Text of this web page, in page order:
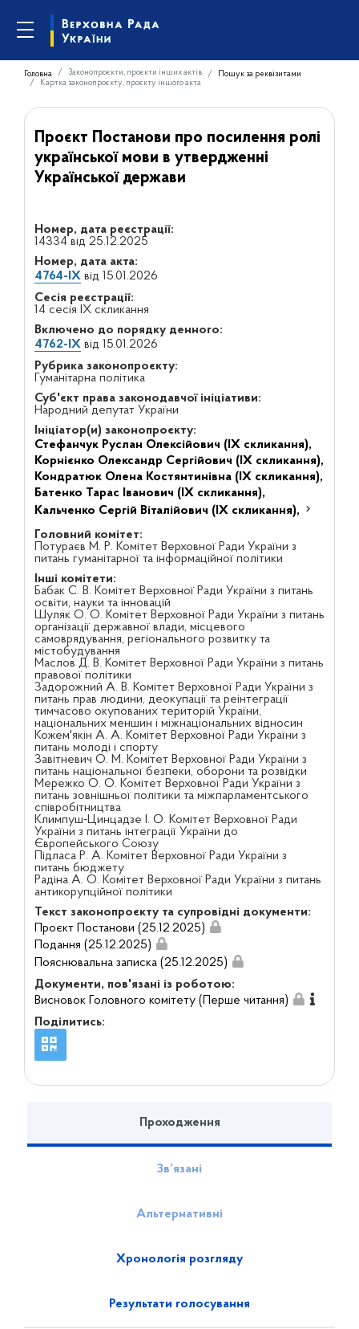
Головна Законопроєкти, проєкти інших актів
Пошук за реквізитами
Картка законопроєкту, проєкту іншого акта
Проєкт Постанови про посилення ролі
української мови в утвердженні
Української держави
Номер, дата реєстрації:
14334 від 25.12.2025
Номер, дата акта:
4764-IXвід 15.01.2026
Сесія реєстрації:
14 сесія IX скликання
Включено до порядку денного:
4762-IXвід 15.01.2026
Рубрика законопроєкту:
Гуманітарна політика
Суб'єкт права законодавчої ініціативи:
Народний депутат України
Ініціатор(и) законопроєкту:
Стефанчук Руслан Олексійович (IX скликання),
Корнієнко Олександр Сергійович (IX скликання),
Кондратюк Олена Костянтинівна (IX скликання),
Батенко Тарас Іванович (IX скликання),
Кальченко Сергій Віталійович (IX скликання),
Головний комітет:
Потураєв М. Р. Комітет Верховної Ради України з
питань гуманітарної та інформаційної політики
Інші комітети:
Бабак С. В. Комітет Верховної Ради України з питань
освіти, науки та інновацій
Шуляк О. О. Комітет Верховної Ради України з питань
організації державної влади, місцевого
самоврядування, регіонального розвитку та
містобудування
Маслов Д. В. Комітет Верховної Ради України з питань
правової політики
Задорожний А. В. Комітет Верховної Ради України з
питань прав людини, деокупації та реінтеграції
тимчасово окупованих територій України,
національних меншин і міжнаціональних відносин
Кожем'якін А. А. Комітет Верховної Ради України з
питань молоді і спорту
Завітневич О. М. Комітет Верховної Ради України з
питань національної безпеки, оборони та розвідки
Мережко О. О. Комітет Верховної Ради України з
питань зовнішньої політики та міжпарламентського
співробітництва
Климпуш-Цинцадзе І. О. Комітет Верховної Ради
України з питань інтеграції України до
Європейського Союзу
Підласа Р. А. Комітет Верховної Ради України з
питань бюджету
Радіна А. О. Комітет Верховної Ради України з питань
антикорупційної політики
Текст законопроєкту та супровідні документи:
Проєкт Постанови (25.12.2025)
Подання (25.12.2025)
Пояснювальна записка (25.12.2025)
Документи, пов'язані із роботою:
Висновок Головного комітету (Перше читання)
Поділитись:
Проходження
Зв’язані
Альтернативні
Хронологія розгляду
Результати голосування